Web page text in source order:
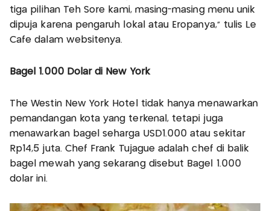
tiga pilihan Teh Sore kami, masing-masing menu unik
dipuja karena pengaruh lokal atau Eropanya,” tulis Le
Café dalam websitenya.
Bagel 1.000 Dolar di New York
The Westin New York Hotel tidak hanya menawarkan
pemandangan kota yang terkenal, tetapi juga
menawarkan bagel seharga USD1.000 atau sekitar
Rp14,5 juta. Chef Frank Tujague adalah chef di balik
bagel mewah yang sekarang disebut Bagel 1.000
dolar ini.